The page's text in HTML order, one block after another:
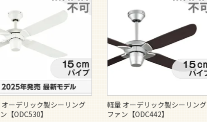
ーデリック製シーリング
【ODC530】
軽量 オーデリック製シーリング
ファン【ODC442】